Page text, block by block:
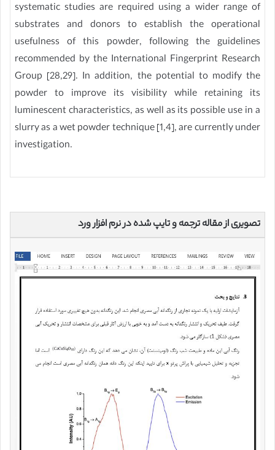
systematic studies are required using a wider range of
substrates and donors to establish the operational
usefulness of this powder, following the guidelines
recommended by the International Fingerprint Research
Group [28,29]. In addition, the potential to modify the
powder to improve its visibility while retaining its
luminescent characteristics, as well as its possible use in a
slurry as a wet powder technique [1,4], are currently under
investigation.
تصویری از مقاله ترجمه و تایپ شده در نرم افزار ورد